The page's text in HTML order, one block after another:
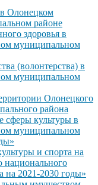
в Олонецком
районе
здоровья в
муниципальном
(волонтерства) в
муниципальном
Олонецкого
района
сферы культуры в
муниципальном
и спорта на
национального
на 2021-2030 годы»